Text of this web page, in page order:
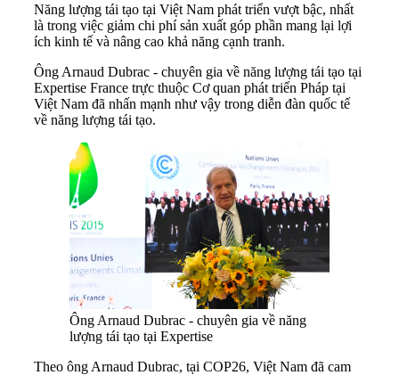
Năng lượng tái tạo tại Việt Nam phát triển vượt bậc, nhất
là trong việc giảm chi phí sản xuất góp phần mang lại lợi
ích kinh tế và nâng cao khả năng cạnh tranh.
Ông Arnaud Dubrac - chuyên gia về năng lượng tái tạo tại
Expertise France trực thuộc Cơ quan phát triển Pháp tại
Việt Nam đã nhấn mạnh như vậy trong diễn đàn quốc tế
về năng lượng tái tạo.
Ông Arnaud Dubrac - chuyên gia về năng
lượng tái tạo tại Expertise
Theo ông Arnaud Dubrac, tại COP26, Việt Nam đã cam